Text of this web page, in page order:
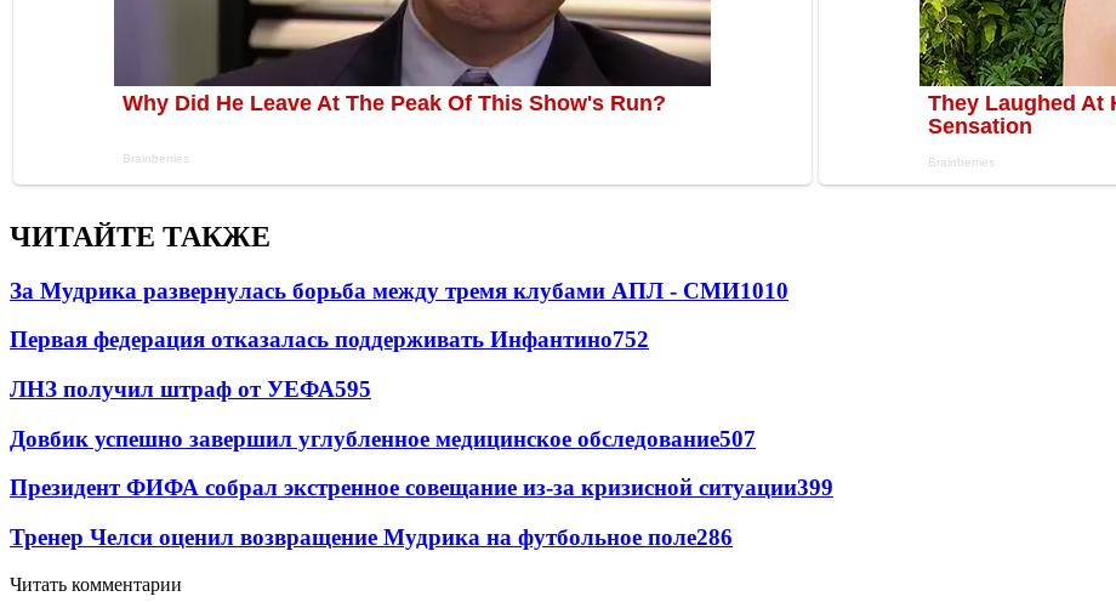
ЧИТАЙТЕ ТАКЖЕ
За Мудрика развернулась борьба между тремя клубами АПЛ - СМИ1010
Первая федерация отказалась поддерживать Инфантино752
ЛНЗ получил штраф от УЕФА595
Довбик успешно завершил углубленное медицинское обследование507
Президент ФИФА собрал экстренное совещание из-за кризисной ситуации399
Тренер Челси оценил возвращение Мудрика на футбольное поле286
Читать комментарии